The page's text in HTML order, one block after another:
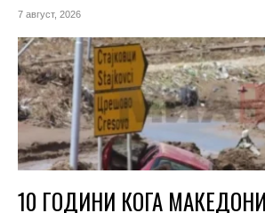
7 август, 2026
10 ГОДИНИ КОГА